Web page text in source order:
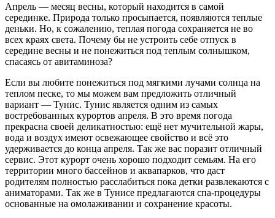
Апрель — месяц весны, который находится в самой
серединке. Природа только просыпается, появляются теплые
деньки. Но, к сожалению, теплая погода сохраняется не во
всех краях света. Почему бы не устроить себе отпуск в
середине весны и не понежиться под теплым солнышком,
спасаясь от авитаминоза?
Если вы любите понежиться под мягкими лучами солнца на
теплом песке, то мы можем вам предложить отличный
вариант — Тунис. Тунис является одним из самых
востребованных курортов апреля. В это время погода
прекрасна своей деликатностью: ещё нет мучительной жары,
вода и воздух имеют освежающее свойство и всё это
удерживается до конца апреля. Так же вас поразит отличный
сервис. Этот курорт очень хорошо подходит семьям. На его
территории много бассейнов и аквапарков, что даст
родителям полностью расслабиться пока детки развлекаются с
аниматорами. Так же в Тунисе предлагаются спа-процедуры
основанные на омолаживании и сохранение красоты.